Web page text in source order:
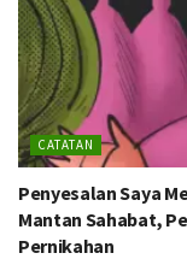
CATATAN
Penyesalan Saya
Mantan Sahabat,
Pernikahan